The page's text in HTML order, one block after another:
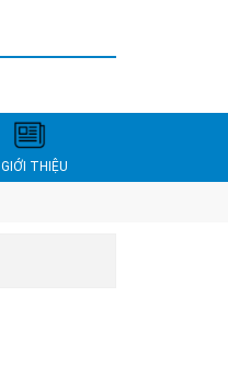
GIỚI THIỆU